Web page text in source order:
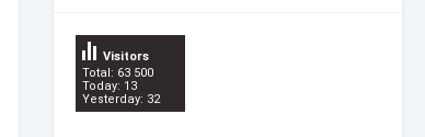
Total: 63 500
Today: 13
Yesterday: 32
Visitors